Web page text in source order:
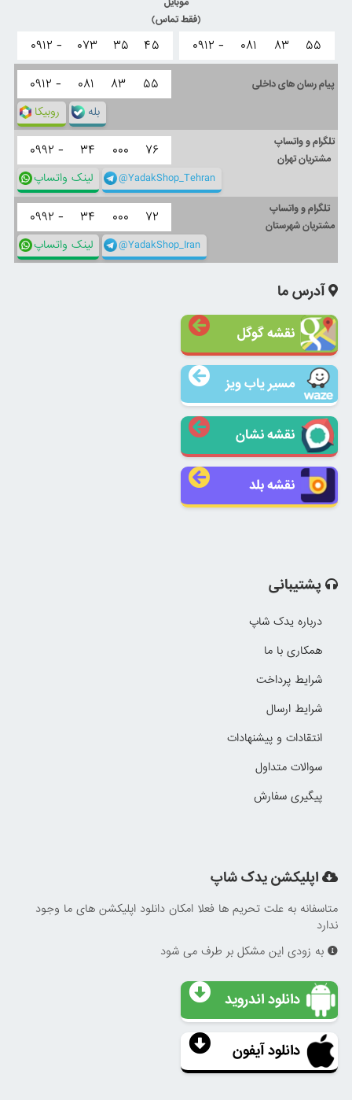
(فقط تماس)
۰۹۱۲ - ۰۸۱ ۸۳ ۵۵ ۰۹۱۲ - ۰۷۳ ۳۵ ۴۵
پیام رسان های داخلی ۰۹۱۲ - ۰۸۱ ۸۳ ۵۵
روبیکا بله
تلگرام و واتساپ
مشتریان تهران
۰۹۹۲ - ۳۴ ۰۰۰ ۷۶
لینک واتساپ @YadakShop_Tehran
تلگرام و واتساپ
مشتریان شهرستان
۰۹۹۲ - ۳۴ ۰۰۰ ۷۲
لینک واتساپ @YadakShop_Iran
آدرس ما
نقشه گوگل
مسیر یاب ویز
نقشه نشان
نقشه بلد
پشتیبانی
درباره یدک شاپ
همکاری با ما
شرایط پرداخت
شرایط ارسال
انتقادات و پیشنهادات
سوالات متداول
پیگیری سفارش
اپلیکشن یدک شاپ
متاسفانه به علت تحریم ها فعلا امکان دانلود اپلیکشن های ما وجود
ندارد
به زودی این مشکل بر طرف می شود
دانلود اندروید
دانلود آیفون